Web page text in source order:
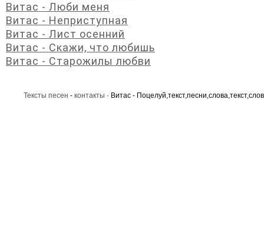
Витас - Люби меня
Витас - Неприступная
Витас - Лист осенний
Витас - Скажи, что любишь
Витас - Старожилы любви
Тексты песен - контакты · Витас -